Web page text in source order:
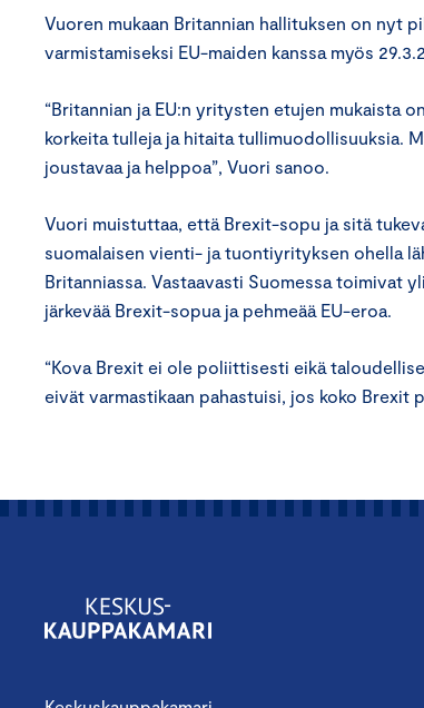
Vuoren mukaan Britannian hallituksen on nyt
varmistamiseksi EU-maiden kanssa myös
“Britannian ja EU:n yritysten etujen mukaista
korkeita tulleja ja hitaita tullimuodollisuuksia.
joustavaa ja helppoa”, Vuori sanoo.
Vuori muistuttaa, että Brexit-sopu ja sitä
suomalaisen vienti- ja tuontiyrityksen ohella
Britanniassa. Vastaavasti Suomessa
järkevää Brexit-sopua ja pehmeää EU-eroa.
“Kova Brexit ei ole poliittisesti eikä
eivät varmastikaan pahastuisi, jos koko Brexit